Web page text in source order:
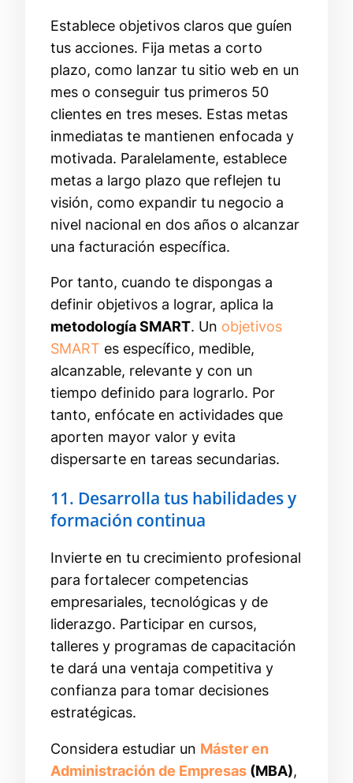
Establece objetivos claros que guíen
tus acciones. Fija metas a corto
plazo, como lanzar tu sitio web en un
mes o conseguir tus primeros 50
clientes en tres meses. Estas metas
inmediatas te mantienen enfocada y
motivada. Paralelamente, establece
metas a largo plazo que reflejen tu
visión, como expandir tu negocio a
nivel nacional en dos años o alcanzar
una facturación específica.
Por tanto, cuando te dispongas a
definir objetivos a lograr, aplica la
metodología SMART. Un objetivos
SMART es específico, medible,
alcanzable, relevante y con un
tiempo definido para lograrlo. Por
tanto, enfócate en actividades que
aporten mayor valor y evita
dispersarte en tareas secundarias.
11. Desarrolla tus habilidades y
formación continua
Invierte en tu crecimiento profesional
para fortalecer competencias
empresariales, tecnológicas y de
liderazgo. Participar en cursos,
talleres y programas de capacitación
te dará una ventaja competitiva y
confianza para tomar decisiones
estratégicas.
Considera estudiar un Máster en
Administración de Empresas (MBA),